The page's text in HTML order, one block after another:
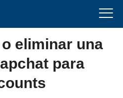
eliminar una
para